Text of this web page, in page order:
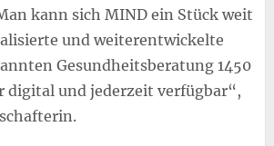
kann sich MIND ein Stück weit
und weiterentwickelte
Gesundheitsberatung 1450
digital und jederzeit verfügbar“,